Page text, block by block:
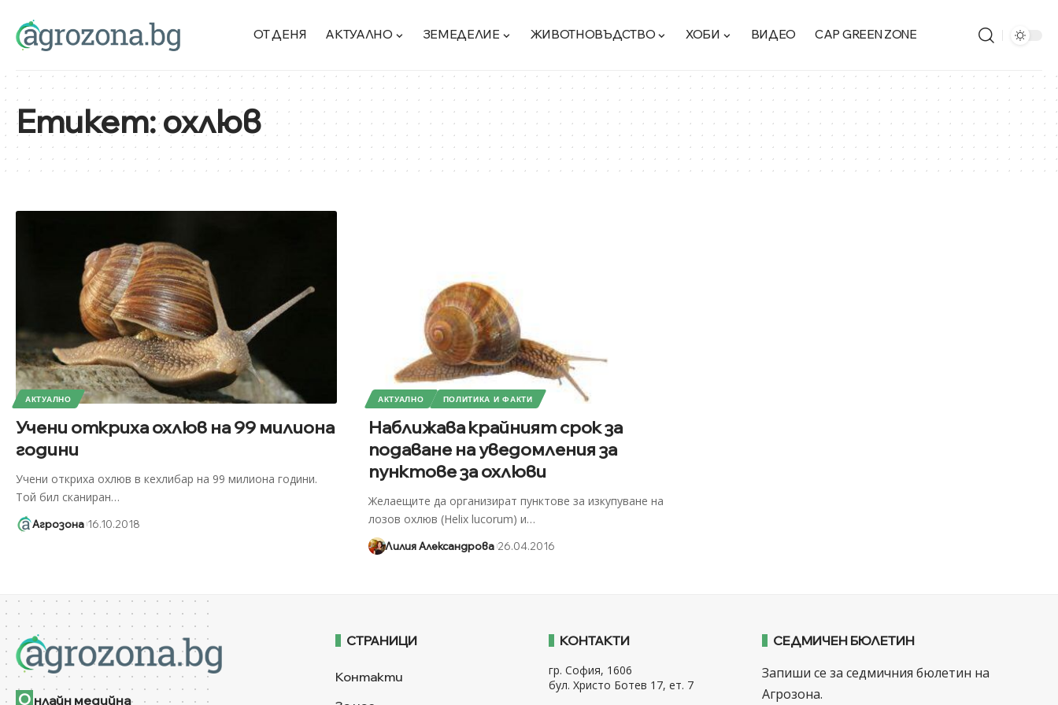
ОТ ДЕНЯ АКТУАЛНО ЗЕМЕДЕЛИЕ ЖИВОТНОВЪДСТВО ХОБИ ВИДЕО CAP GREEN ZONE
Етикет:охлюв
АКТУАЛНО
Учени откриха охлюв на 99 милиона
години
Учени откриха охлюв в кехлибар на 99 милиона години.
Той бил сканиран…
Агрозона 16.10.2018
АКТУАЛНО ПОЛИТИКА И ФАКТИ
Наближава крайният срок за
подаване на уведомления за
пунктове за охлюви
Желаещите да организират пунктове за изкупуване на
лозов охлюв (Helix lucorum) и…
Лилия Александрова 26.04.2016
О нлайн медийна
СТРАНИЦИ
Контакти
КОНТАКТИ
гр. София, 1606
бул. Христо Ботев 17, ет. 7
СЕДМИЧЕН БЮЛЕТИН
Запиши се за седмичния бюлетин на
Агрозона.